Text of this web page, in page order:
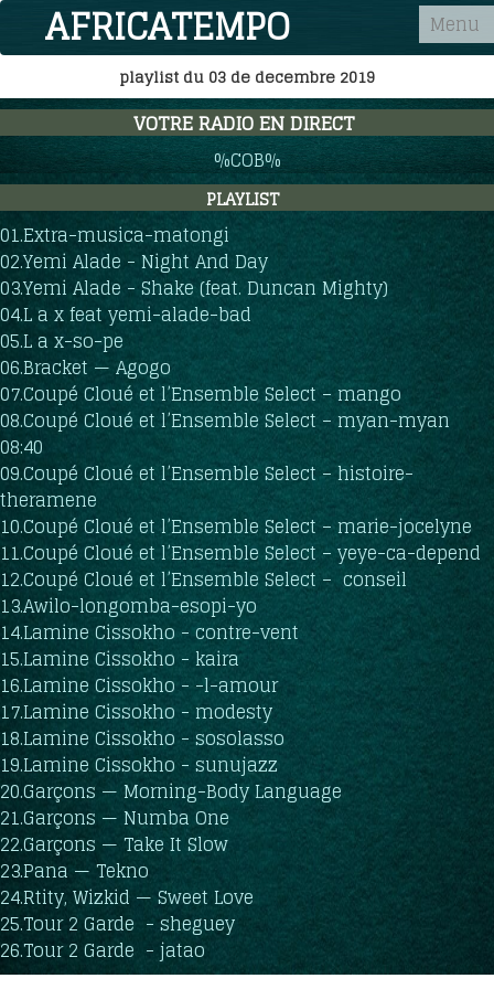
AFRICATEMPO Menu
Accueil
Cob fm 92.7
L'émission
Podcasts
Contact
playlist du 03 de decembre 2019
VOTRE RADIO EN DIRECT
%COB%
PLAYLIST
01.Extra-musica-matongi
02.Yemi Alade - Night And Day
03.Yemi Alade - Shake (feat. Duncan Mighty)
04.L a x feat yemi-alade-bad
05.L a x-so-pe
06.Bracket — Agogo
07.Coupé Cloué et l’Ensemble Select – mango
08.Coupé Cloué et l’Ensemble Select – myan-myan
08:40
09.Coupé Cloué et l’Ensemble Select – histoire-
theramene
10.Coupé Cloué et l’Ensemble Select – marie-jocelyne
11.Coupé Cloué et l’Ensemble Select – yeye-ca-depend
12.Coupé Cloué et l’Ensemble Select – conseil
13.Awilo-longomba-esopi-yo
14.Lamine Cissokho - contre-vent
15.Lamine Cissokho - kaira
16.Lamine Cissokho - -l-amour
17.Lamine Cissokho - modesty
18.Lamine Cissokho - sosolasso
19.Lamine Cissokho - sunujazz
20.Garçons — Morning-Body Language
21.Garçons — Numba One
22.Garçons — Take It Slow
23.Pana — Tekno
24.Rtity, Wizkid — Sweet Love
25.Tour 2 Garde - sheguey
26.Tour 2 Garde - jatao